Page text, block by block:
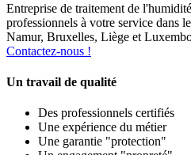
Entreprise de traitement de
professionnels à votre service dans
Namur, Bruxelles, Liège et
Contactez-nous !
Un travail de qualité
Des professionnels certifiés
Une expérience du métier
Une garantie "protection"